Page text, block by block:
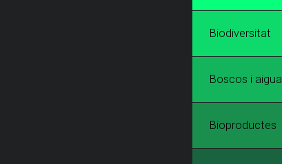
Biodiversitat
Boscos i aigua
Bioproductes